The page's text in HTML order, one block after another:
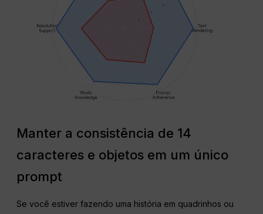
Manter a consistência de 14
caracteres e objetos em um único
prompt
Se você estiver fazendo uma história em quadrinhos ou